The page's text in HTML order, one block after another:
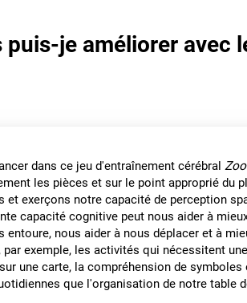
je améliorer avec
dans ce jeu d'entraînement cérébral
les pièces et sur le point approprié du
et exerçons notre capacité de perception
capacité cognitive peut nous aider à
entoure, nous aider à nous déplacer et à
par exemple, les activités qui nécessitent
une carte, la compréhension de
que l'organisation de notre table